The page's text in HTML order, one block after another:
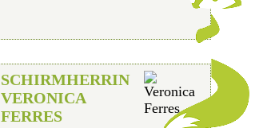
SCHIRMHERRIN
VERONICA
FERRES